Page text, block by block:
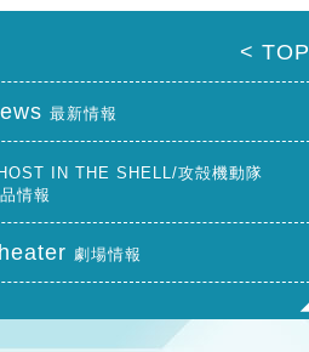
< TOP
最新情報
IN THE SHELL/攻殻機動隊
情報
劇場情報